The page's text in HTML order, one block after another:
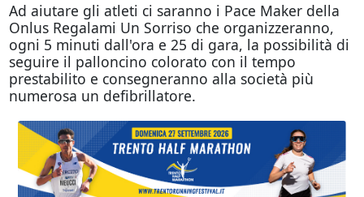
Ad aiutare gli atleti ci saranno i Pace Maker della
Onlus Regalami Un Sorriso che organizzeranno,
ogni 5 minuti dall'ora e 25 di gara, la possibilità di
seguire il palloncino colorato con il tempo
prestabilito e consegneranno alla società più
numerosa un defibrillatore.